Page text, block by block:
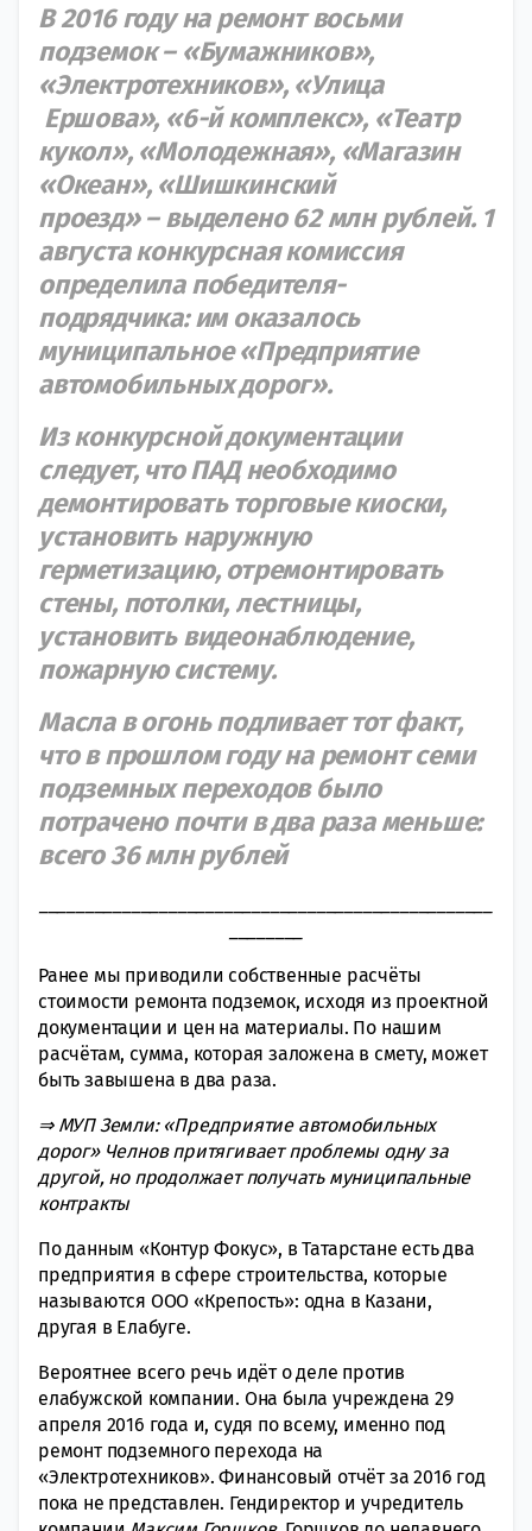
В 2016 году на ремонт восьми
подземок ― «Бумажников»,
«Электротехников», «Улица
Ершова», «6-й комплекс», «Театр
кукол», «Молодежная», «Магазин
«Океан», «Шишкинский
проезд» ― выделено 62 млн рублей. 1
августа конкурсная комиссия
определила победителя-
подрядчика: им оказалось
муниципальное «Предприятие
автомобильных дорог».
Из конкурсной документации
следует, что ПАД необходимо
демонтировать торговые киоски,
установить наружную
герметизацию, отремонтировать
стены, потолки, лестницы,
установить видеонаблюдение,
пожарную систему.
Масла в огонь подливает тот факт,
что в прошлом году на ремонт семи
подземных переходов было
потрачено почти в два раза меньше:
всего 36 млн рублей
Ранее мы приводили собственные расчёты
стоимости ремонта подземок, исходя из проектной
документации и цен на материалы. По нашим
расчётам, сумма, которая заложена в смету, может
быть завышена в два раза.
⇒ МУП Земли: «Предприятие автомобильных
дорог» Челнов притягивает проблемы одну за
другой, но продолжает получать муниципальные
контракты
По данным «Контур Фокус», в Татарстане есть два
предприятия в сфере строительства, которые
называются ООО «Крепость»: одна в Казани,
другая в Елабуге.
Вероятнее всего речь идёт о деле против
елабужской компании. Она была учреждена 29
апреля 2016 года и, судя по всему, именно под
ремонт подземного перехода на
«Электротехников». Финансовый отчёт за 2016 год
пока не представлен. Гендиректор и учредитель